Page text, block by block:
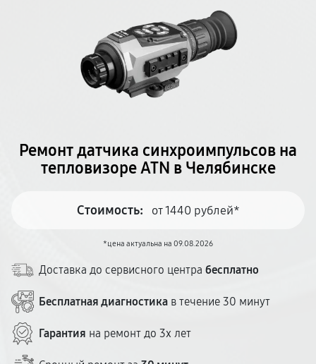
Ремонт датчика синхроимпульсов на
тепловизоре ATN в Челябинске
Стоимость: от 1440 рублей*
*цена актуальна на 09.08.2026
Доставка до сервисного центра бесплатно
Бесплатная диагностика в течение 30 минут
Гарантия на ремонт до 3х лет